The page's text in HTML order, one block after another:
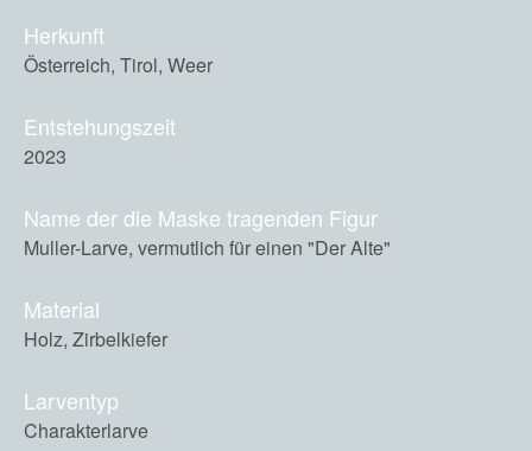
Herkunft
Österreich, Tirol, Weer
Entstehungszeit
2023
Name der die Maske tragenden Figur
Muller-Larve, vermutlich für einen "Der Alte"
Material
Holz, Zirbelkiefer
Larventyp
Charakterlarve